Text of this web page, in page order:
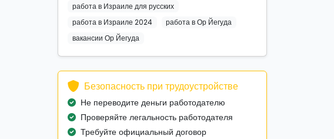
работа в Израиле для русских
работа в Израиле 2024
работа в Ор Йегуда
вакансии Ор Йегуда
Безопасность при трудоустройстве
Не переводите деньги работодателю
Проверяйте легальность работодателя
Требуйте официальный договор